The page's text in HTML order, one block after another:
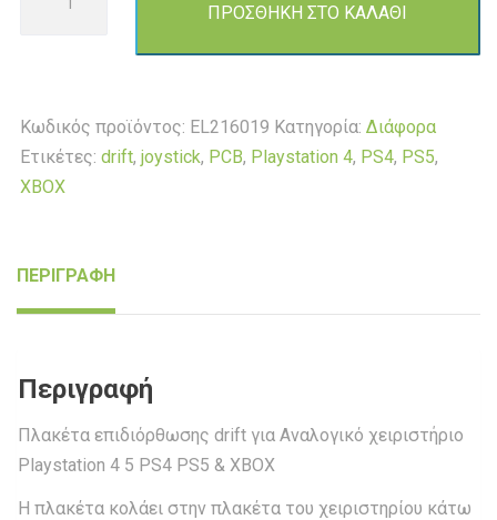
επιδιόρθωσης
χειριστήριο
Playstation
4
PS5
&
ΠΡΟΣΘΗΚΗ ΣΤΟ ΚΑΛΑΘΙ
Κωδικός προϊόντος: EL216019 Κατηγορία: Διάφορα
Ετικέτες: drift, joystick, PCB, Playstation 4, PS4, PS5,
XBOX
ΠΕΡΙΓΡΑΦΗ
Περιγραφή
Πλακέτα επιδιόρθωσης drift για Αναλογικό χειριστήριο
Playstation 4 5 PS4 PS5 & XBOX
Η πλακέτα κολάει στην πλακέτα του χειριστηρίου κάτω